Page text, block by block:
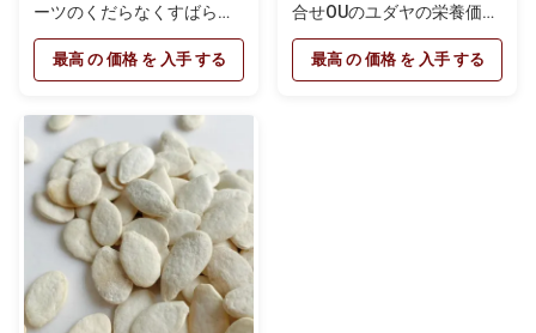
ーツのくだらなくすばらし
い好みのクルミの健康な軽
最高 の 価格 を 入手 する
合せOUのユダヤの栄養価が
高い有機性松の実
最高 の 価格 を 入手 する